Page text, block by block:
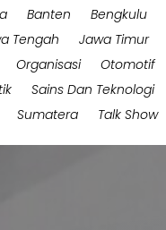
Banten Bengkulu
Tengah Jawa Timur
Organisasi Otomotif
Sains Dan Teknologi
Sumatera Talk Show